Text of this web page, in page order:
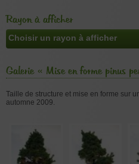
Rayon à afficher
Galerie « Mise en forme pinus
Taille de structure et mise en forme sur
automne 2009.